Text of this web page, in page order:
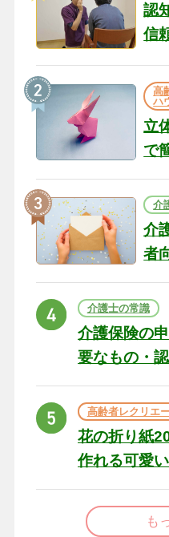
認
信
の
高
ハ
立
で
テ
介
介
者
の
ト
介護士の常識
介護保険の
要なもの・
た場合の対
高齢者レクリエ
花の折り紙
作れる可愛
で
も